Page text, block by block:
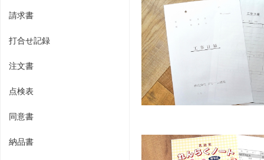
請求書
打合せ記録
注文書
点検表
同意書
納品書